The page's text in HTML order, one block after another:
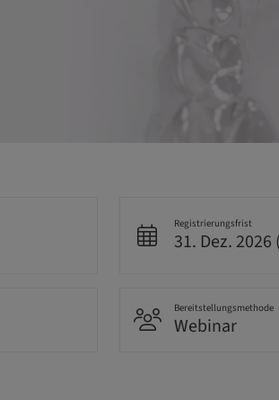
Registrierungsfrist
31. Dez. 2026
Bereitstellungsmethode
Webinar